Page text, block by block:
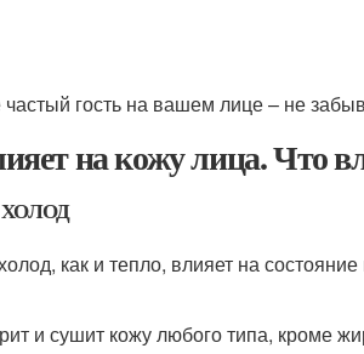
частый гость на вашем лице – не
на кожу лица. Что
как и тепло, влияет на
и сушит кожу любого типа, кроме